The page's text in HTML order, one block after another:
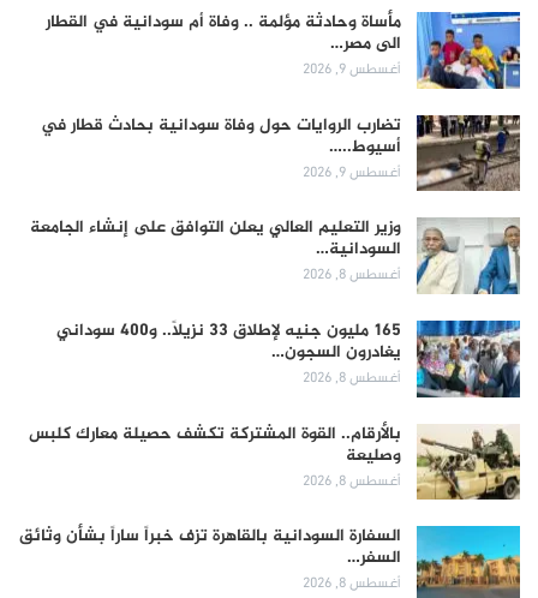
مأساة وحادثة مؤلمة .. وفاة أم سودانية في القطار
الى مصر…
أغسطس 9, 2026
تضارب الروايات حول وفاة سودانية بحادث قطار في
أسيوط..…
أغسطس 9, 2026
وزير التعليم العالي يعلن التوافق على إنشاء الجامعة
السودانية…
أغسطس 8, 2026
165 مليون جنيه لإطلاق 33 نزيلاً.. و400 سوداني
يغادرون السجون…
أغسطس 8, 2026
بالأرقام.. القوة المشتركة تكشف حصيلة معارك كلبس
وصليعة
أغسطس 8, 2026
السفارة السودانية بالقاهرة تزف خبراً ساراً بشأن وثائق
السفر…
أغسطس 8, 2026